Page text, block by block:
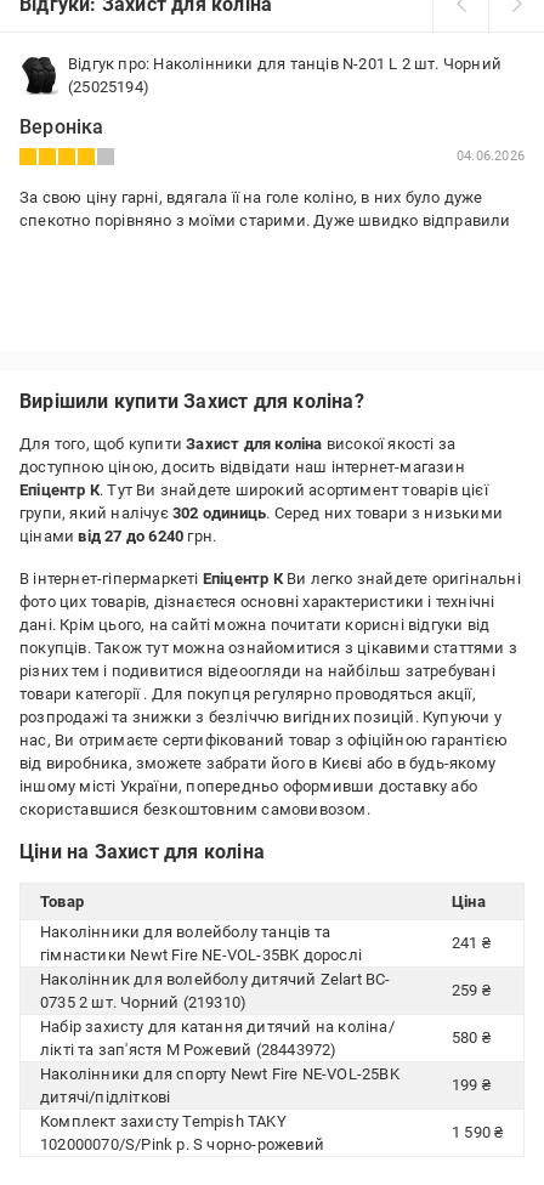
Відгук про: Наколінники для танців N-201 L 2 шт. Чорний
(25025194)
Вероніка
04.06.2026
За свою ціну гарні, вдягала її на голе коліно, в них було дуже
спекотно порівняно з моїми старими. Дуже швидко відправили
Вирішили купити Захист для коліна?
Для того, щоб купитиЗахист для коліна високої якості за
доступною ціною, досить відвідати наш інтернет-магазин
Епіцентр К. Тут Ви знайдете широкий асортимент товарів цієї
групи, який налічує 302 одиниць. Серед них товари з низькими
цінамивід 27 до 6240 грн.
В інтернет-гіпермаркеті Епіцентр КВи легко знайдете оригінальні
фото цих товарів, дізнаєтеся основні характеристики і технічні
дані. Крім цього, на сайті можна почитати корисні відгуки від
покупців. Також тут можна ознайомитися з цікавими статтями з
різних тем і подивитися відеоогляди на найбільш затребувані
товари категорії . Для покупця регулярно проводяться акції,
розпродажі та знижки з безліччю вигідних позицій. Купуючи у
нас, Ви отримаєте сертифікований товар з офіційною гарантією
від виробника, зможете забрати його в Києві або в будь-якому
іншому місті України, попередньо оформивши доставку або
скориставшися безкоштовним самовивозом.
Ціни на Захист для коліна
Товар
Ціна
Наколінники для волейболу танців та
гімнастики Newt Fire NE-VOL-35BK дорослі
241 ₴
Наколінник для волейболу дитячий Zelart BC-
0735 2 шт. Чорний (219310)
259 ₴
Набір захисту для катання дитячий на коліна/
лікті та зап'ястя M Рожевий (28443972)
580 ₴
Наколінники для спорту Newt Fire NE-VOL-25BK
дитячі/підліткові
199 ₴
Комплект захисту Tempish TAKY
102000070/S/Pink р. S чорно-рожевий
1 590 ₴